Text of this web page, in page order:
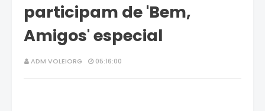
participam de 'Bem,
Amigos' especial
ADM VOLEIORG 05:16:00